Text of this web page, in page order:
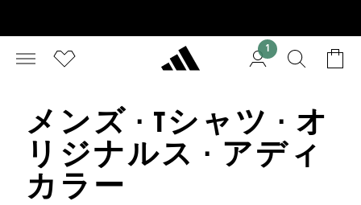
1
メンズ · Tシャツ · オ
リジナルス · アディ
カラー